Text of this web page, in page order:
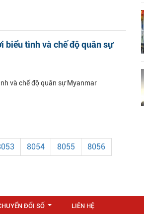
biểu tình và chế độ quân sự
và chế độ quân sự Myanmar
8054 8055
8056
ĐỔI SỐ LIÊN HỆ